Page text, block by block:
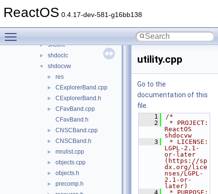
ReactOS 0.4.17-dev-581-g16bb138
► sfc
► shcore
► shdoclc
▼ shdocvw
► res
► CExplorerBand.cpp
► CExplorerBand.h
►
CFavBand.cpp
CFavBand.h
► CNSCBand.cpp
► CNSCBand.h
► mrulist.cpp
► objects.cpp
► objects.h
► precomp.h
utility.cpp
Go to the
documentation of this
file.
    1
/*
    2
* PROJECT:
ReactOS
shdocvw
    3
* LICENSE:
LGPL-2.1-
or-later
(https://sp
dx.org/lice
nses/LGPL-
2.1-or-
later)
    4
* PURPOSE: